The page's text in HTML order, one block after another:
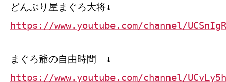
どんぶり屋まぐろ大将↓
https://www.youtube.com/channel/
まぐろ爺の自由時間 ↓
https://www.youtube.com/channel/